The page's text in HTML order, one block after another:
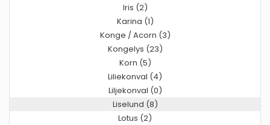
Iris (2)
Karina (1)
Konge / Acorn (3)
Kongelys (23)
Korn (5)
Liliekonval (4)
Liljekonval (0)
Liselund (8)
Lotus (2)